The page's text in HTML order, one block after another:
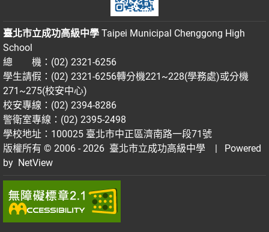
臺北市立成功高級中學 Taipei Municipal Chenggong High
School
總 機：(02) 2321-6256
學生請假：(02) 2321-6256轉分機221~228(學務處)或分機
271~275(校安中心)
校安專線：(02) 2394-8286
警衛室專線：(02) 2395-2498
學校地址：100025 臺北市中正區濟南路一段71號
版權所有 © 2006 - 2026 臺北市立成功高級中學
| Powered
by NetView